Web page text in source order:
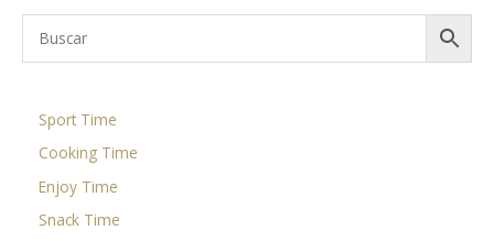
Sport Time
Cooking Time
Enjoy Time
Snack Time